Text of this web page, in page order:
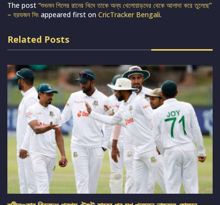
The post “শুভমন গিলের রানের খিদে তাকে অন্য খেলোয়াড়দের থেকে আলাদা করে তুলেছে”
– হরভজন সিং appeared first on CricTracker Bengali.
Related Posts